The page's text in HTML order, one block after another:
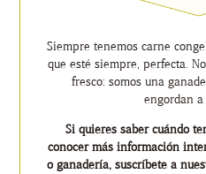
Siempre tenemos carne
que esté siempre, perfecta.
fresco: somos una
engordan a
Si quieres saber cuándo
conocer más información
o ganadería, suscríbete a